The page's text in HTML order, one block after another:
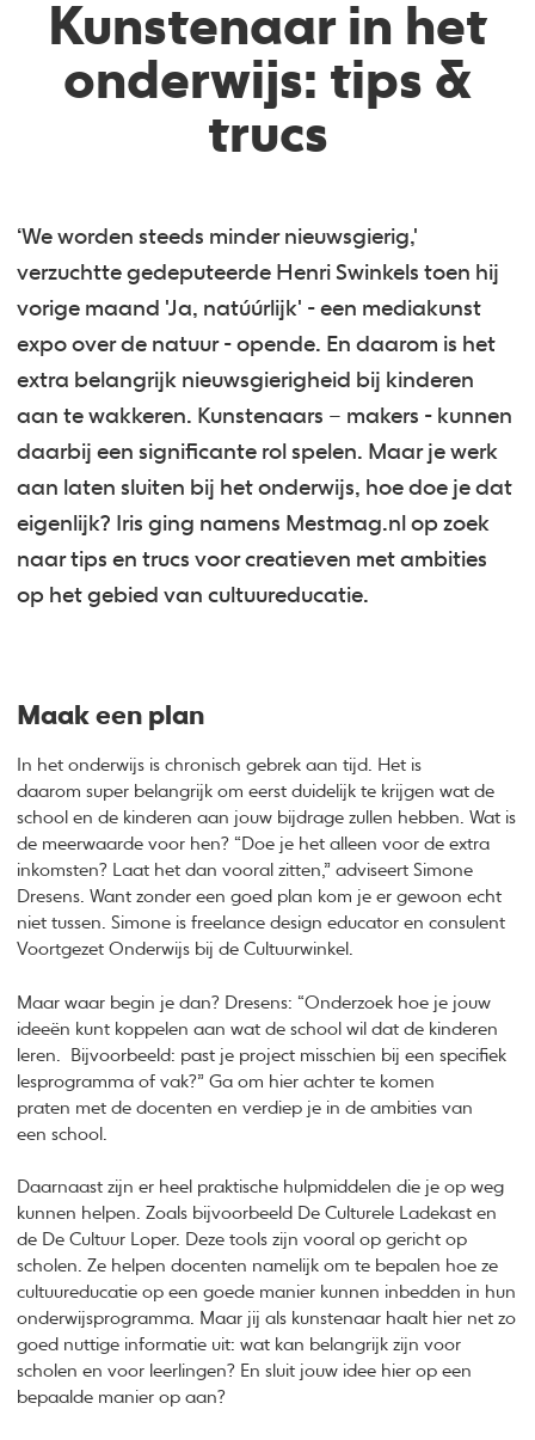
Kunstenaar in het
onderwijs: tips &
trucs
‘We worden steeds minder nieuwsgierig,'
verzuchtte gedeputeerde Henri Swinkels toen hij
vorige maand 'Ja, natúúrlijk' - een mediakunst
expo over de natuur - opende. En daarom is het
extra belangrijk nieuwsgierigheid bij kinderen
aan te wakkeren. Kunstenaars – makers - kunnen
daarbij een significante rol spelen. Maar je werk
aan laten sluiten bij het onderwijs, hoe doe je dat
eigenlijk? Iris ging namens Mestmag.nl op zoek
naar tips en trucs voor creatieven met ambities
op het gebied van cultuureducatie.
Maak een plan
In het onderwijs is chronisch gebrek aan tijd. Het is
daarom super belangrijk om eerst duidelijk te krijgen wat de
school en de kinderen aan jouw bijdrage zullen hebben. Wat is
de meerwaarde voor hen? “Doe je het alleen voor de extra
inkomsten? Laat het dan vooral zitten,” adviseert Simone
Dresens. Want zonder een goed plan kom je er gewoon echt
niet tussen. Simone is freelance design educator en consulent
Voortgezet Onderwijs bij de Cultuurwinkel.
Maar waar begin je dan? Dresens: “Onderzoek hoe je jouw
ideeën kunt koppelen aan wat de school wil dat de kinderen
leren. Bijvoorbeeld: past je project misschien bij een specifiek
lesprogramma of vak?” Ga om hier achter te komen
praten met de docenten en verdiep je in de ambities van
een school.
Daarnaast zijn er heel praktische hulpmiddelen die je op weg
kunnen helpen. Zoals bijvoorbeeld De Culturele Ladekast en
de De Cultuur Loper. Deze tools zijn vooral op gericht op
scholen. Ze helpen docenten namelijk om te bepalen hoe ze
cultuureducatie op een goede manier kunnen inbedden in hun
onderwijsprogramma. Maar jij als kunstenaar haalt hier net zo
goed nuttige informatie uit: wat kan belangrijk zijn voor
scholen en voor leerlingen? En sluit jouw idee hier op een
bepaalde manier op aan?